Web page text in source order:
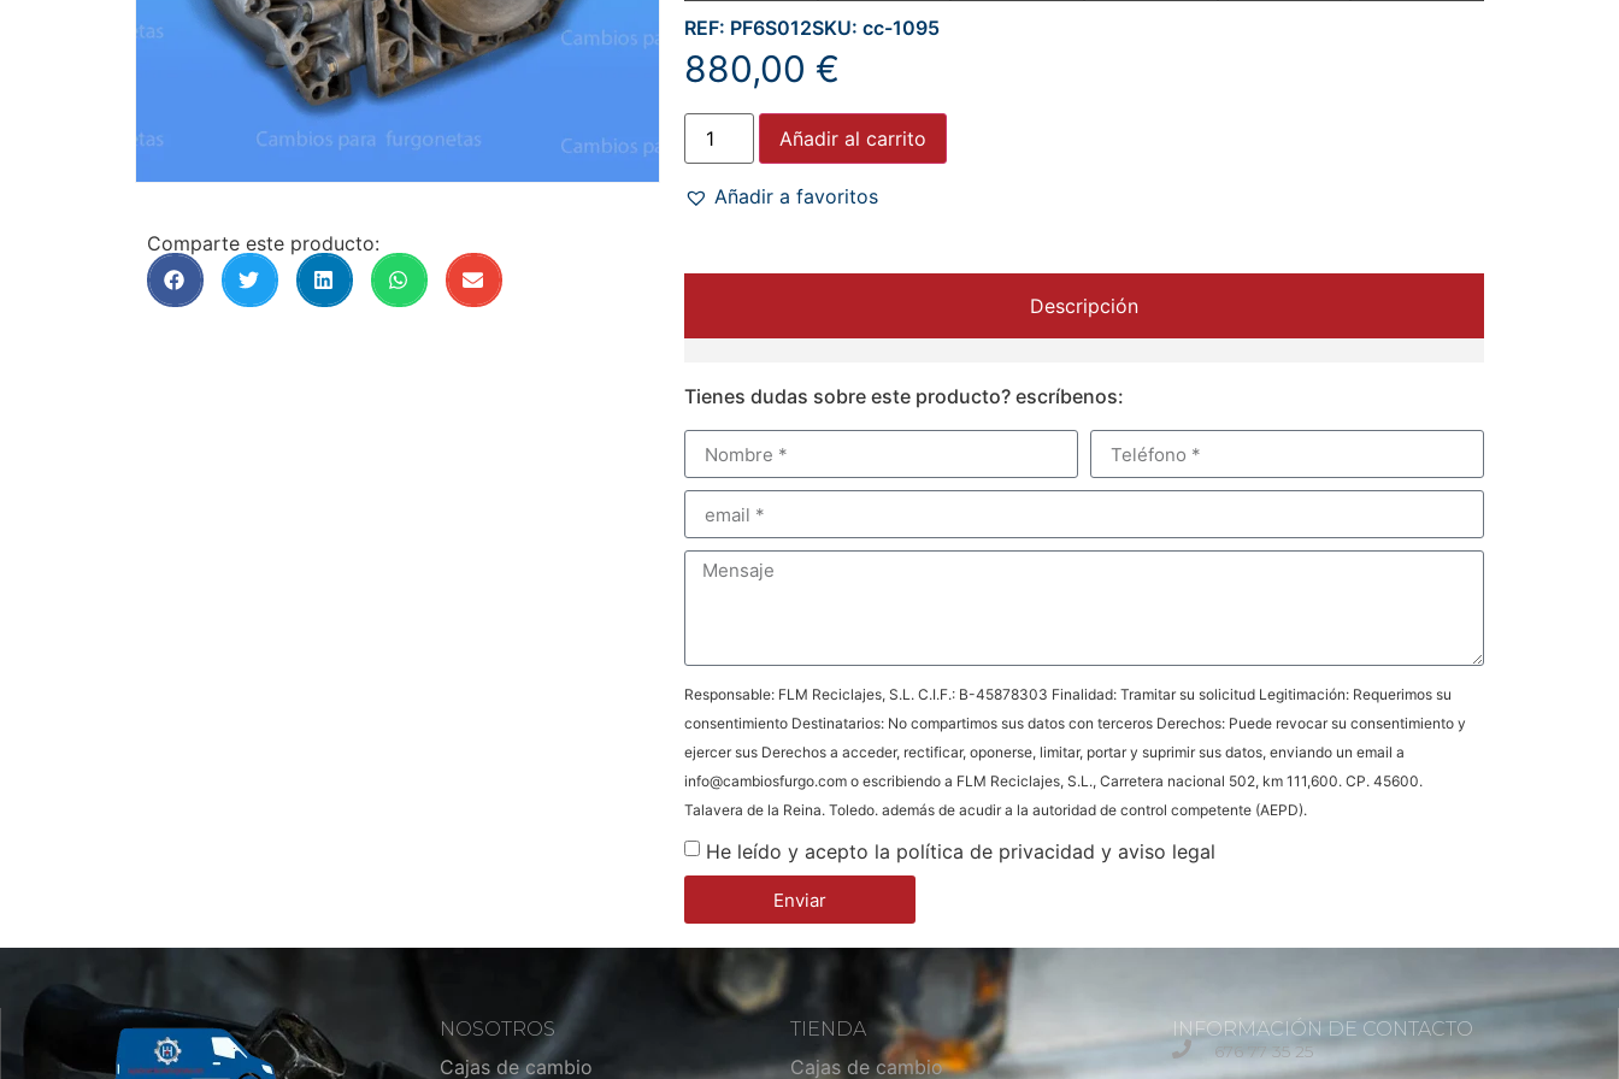
Comparte este producto:
REF: PF6S012SKU: cc-1095
880,00 €
Añadir al carrito
Añadir a favoritos
Descripción
Tienes dudas sobre este producto? escríbenos:
Responsable: FLM Reciclajes, S.L. C.I.F.: B-45878303 Finalidad: Tramitar su solicitud Legitimación: Requerimos su
consentimiento Destinatarios: No compartimos sus datos con terceros Derechos: Puede revocar su consentimiento y
ejercer sus Derechos a acceder, rectificar, oponerse, limitar, portar y suprimir sus datos, enviando un email a
info@cambiosfurgo.com o escribiendo a FLM Reciclajes, S.L., Carretera nacional 502, km 111,600. CP. 45600.
Talavera de la Reina. Toledo. además de acudir a la autoridad de control competente (AEPD).
He leído y acepto la política de privacidad y aviso legal
Enviar
NOSOTROS
Cajas de cambio
TIENDA
Cajas de cambio
INFORMACIÓN DE CONTACTO
676 77 35 25